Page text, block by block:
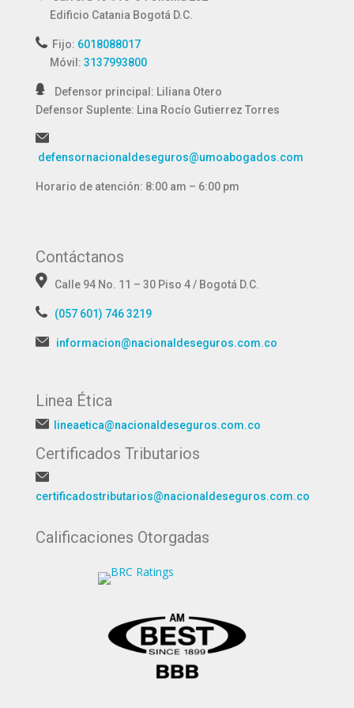
Edificio Catania Bogotá D.C.
Fijo: 6018088017
Móvil: 3137993800
Defensor principal: Liliana Otero
Defensor Suplente: Lina Rocío Gutierrez Torres
defensornacionaldeseguros@umoabogados.com
Horario de atención: 8:00 am – 6:00 pm
Contáctanos
Calle 94 No. 11 – 30 Piso 4 / Bogotá D.C.
(057 601) 746 3219
informacion@nacionaldeseguros.com.co
Linea Ética
lineaetica@nacionaldeseguros.com.co
Certificados Tributarios
certificadostributarios@nacionaldeseguros.com.co
Calificaciones Otorgadas